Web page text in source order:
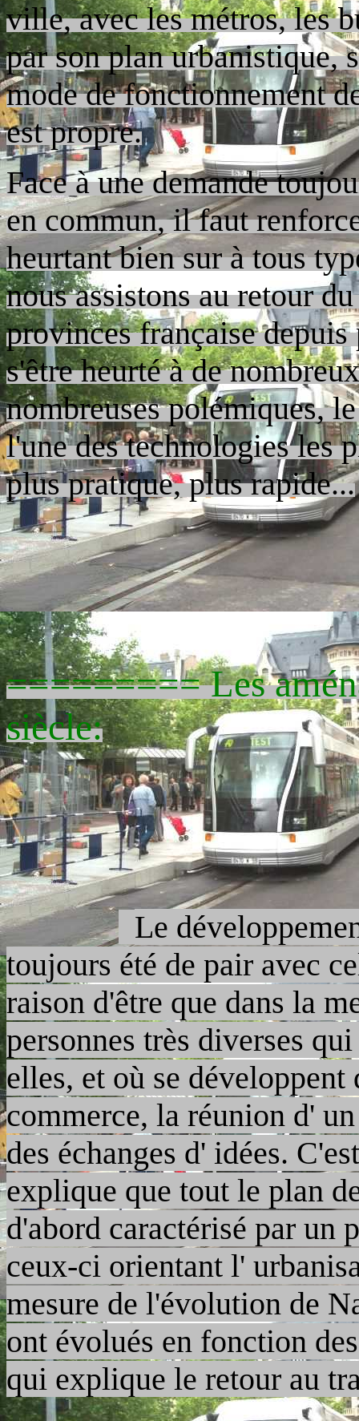
ville, avec les métros, les
par son plan urbanistique,
mode de fonctionnement
est propre.
Face à une demande
en commun, il faut
heurtant bien sur à tous
nous assistons au retour
provinces française
s'être heurté à de
nombreuses polémiques,
l'une des technologies les
plus pratique, plus rapide...
========= Les
siècle:
Le
toujours été de pair avec
raison d'être que dans la
personnes très diverses
elles, et où se
commerce, la réunion d'
des échanges d' idées.
explique que tout le plan
d'abord caractérisé par un
ceux-ci orientant l'
mesure de l'évolution de
ont évolués en fonction
qui explique le retour au